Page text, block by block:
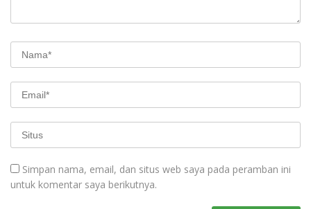
Simpan nama, email, dan situs web saya pada peramban ini
untuk komentar saya berikutnya.